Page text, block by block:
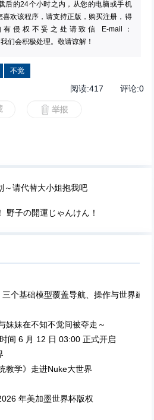
后的24个小时之内，从您的电脑或手机
欢该程序，请支持正版，购买注册，得
侵权不妥之处请致信 E-mail：
我们会积极处理。敬请谅解！
不觉
阅读:417 评论:0
～请代替大小姐抱我吧
野子の開運じゃんけん！
个基础模型覆盖导航、操作与世界建模
妹妹在不知不觉间被夺走～
间 6 月 12 日 03:00 正式开启
教学》走进Nuke大世界
年美加墨世界杯版权